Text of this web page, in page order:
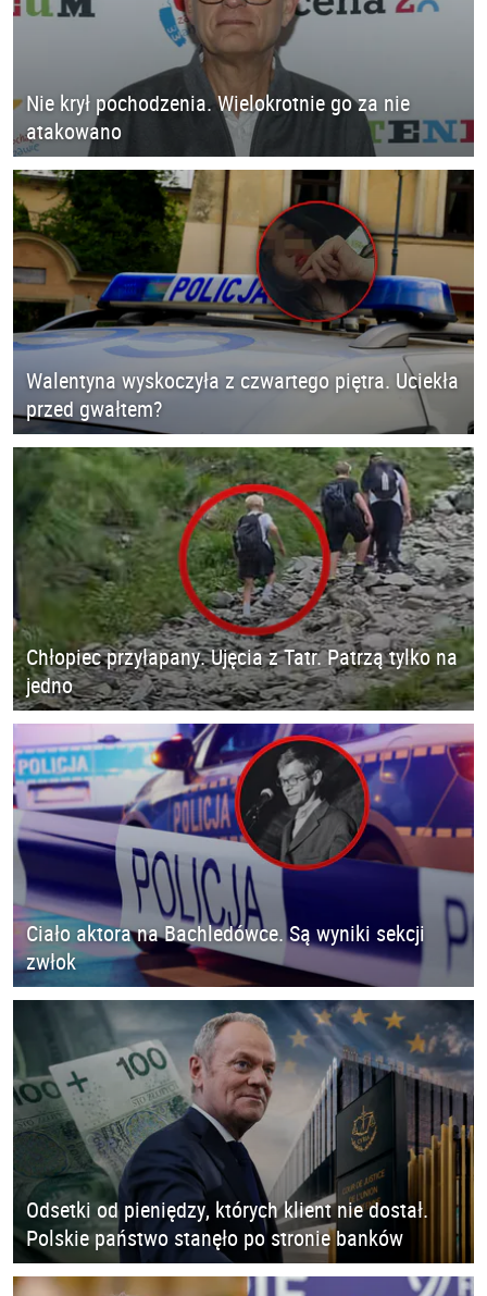
Nie krył pochodzenia. Wielokrotnie go za nie
atakowano
Walentyna wyskoczyła z czwartego piętra. Uciekła
przed gwałtem?
Chłopiec przyłapany. Ujęcia z Tatr. Patrzą tylko na
jedno
Ciało aktora na Bachledówce. Są wyniki sekcji
zwłok
Odsetki od pieniędzy, których klient nie dostał.
Polskie państwo stanęło po stronie banków